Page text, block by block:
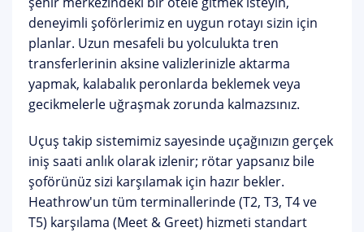
deneyimli şoförlerimiz en uygun rotayı sizin için
planlar. Uzun mesafeli bu yolculukta tren
transferlerinin aksine valizlerinizle aktarma
yapmak, kalabalık peronlarda beklemek veya
gecikmelerle uğraşmak zorunda kalmazsınız.
Uçuş takip sistemimizsayesinde uçağınızın gerçek
iniş saati anlık olarak izlenir; rötar yapsanız bile
şoförünüz sizi karşılamak için hazır bekler.
Heathrow'un tüm terminallerinde (T2, T3, T4 ve
T5) karşılama (Meet & Greet) hizmeti standart